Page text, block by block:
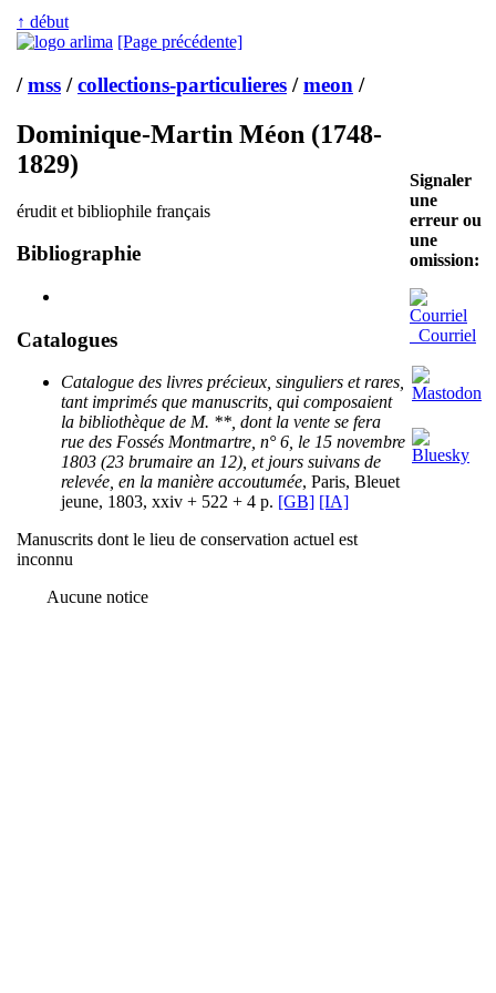
↑ début
[Page précédente]
/mss /collections-particulieres /meon /
Dominique-Martin Méon (1748-
1829)
érudit et bibliophile français
Bibliographie
Catalogues
Catalogue des livres précieux, singuliers et rares,
tant imprimés que manuscrits, qui composaient
la bibliothèque de M. **, dont la vente se fera
rue des Fossés Montmartre, n° 6, le 15 novembre
1803 (23 brumaire an 12), et jours suivans de
relevée, en la manière accoutumée, Paris, Bleuet
jeune, 1803, xxiv + 522 + 4 p. [GB] [IA]
Manuscrits dont le lieu de conservation actuel est
inconnu
Aucune notice
Signaler
une
erreur ou
une
omission:
Courriel